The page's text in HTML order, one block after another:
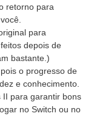
retorno para
para
depois de
bastante.)
o progresso de
e conhecimento.
II para garantir bons
no Switch ou no